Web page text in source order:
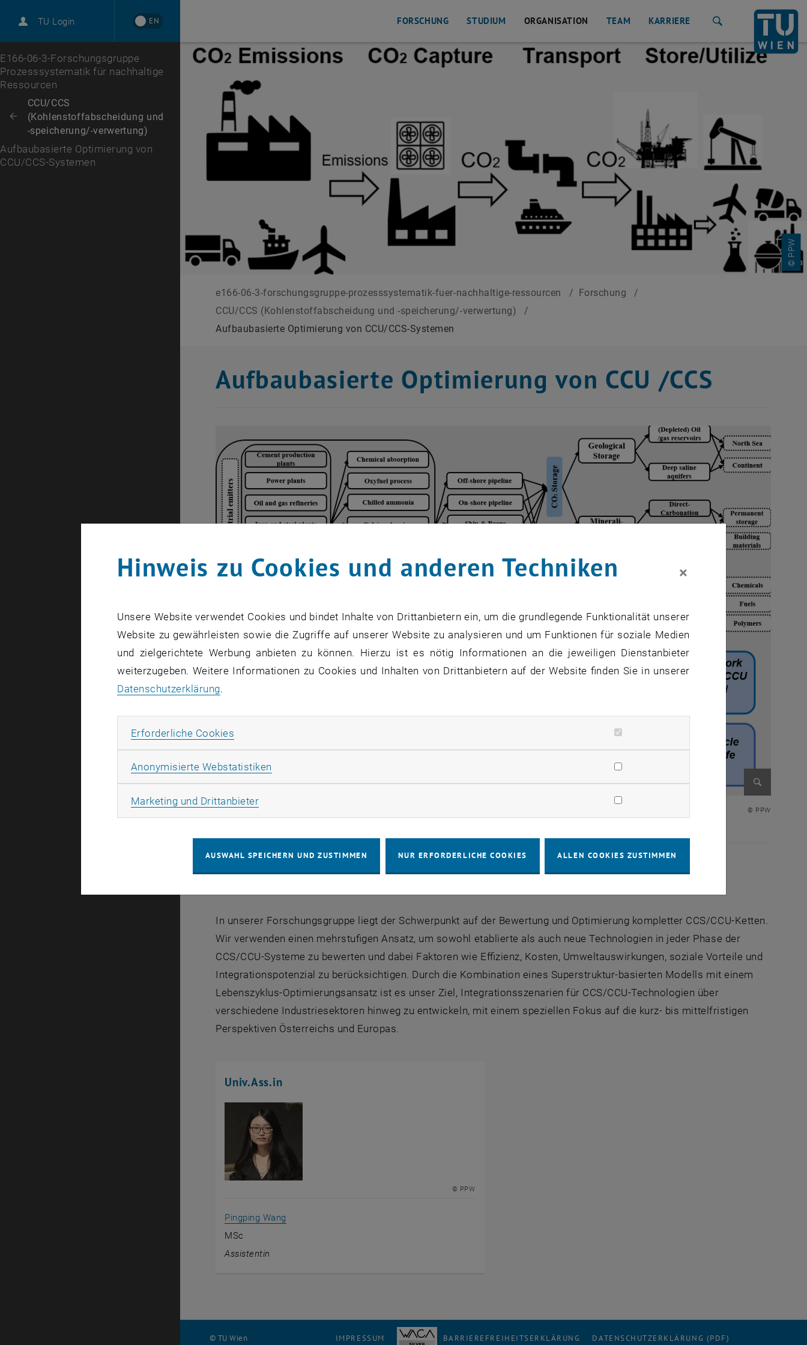
TU Login EN
Zur 1. Menü Ebene
E166-06-3-Forschungsgruppe
Prozesssystematik für nachhaltige
Ressourcen
Zurück: Subseiten von CCU/CCS (Kohlenstoffabscheidung und -speicherung/-verwertung) auflisten
Zurück zur letzten Ebene:
CCU/CCS
(Kohlenstoffabscheidung und
-speicherung/-verwertung)
Aufbaubasierte Optimierung von
CCU/CCS-Systemen
FORSCHUNG STUDIUM ORGANISATION TEAM KARRIERE
© PPW
e166-06-3-forschungsgruppe-prozesssystematik-fuer-nachhaltige-ressourcen / Forschung
/
CCU/CCS (Kohlenstoffabscheidung und -speicherung/-verwertung)
/
Aufbaubasierte Optimierung von CCU/CCS-Systemen
Aufbaubasierte Optimierung von CCU /CCS
© PPW
Überbauung Appraoch
In unserer Forschungsgruppe liegt der Schwerpunkt auf der Bewertung und Optimierung kompletter CCS/CCU-Ketten.
Wir verwenden einen mehrstufigen Ansatz, um sowohl etablierte als auch neue Technologien in jeder Phase der
CCS/CCU-Systeme zu bewerten und dabei Faktoren wie Effizienz, Kosten, Umweltauswirkungen, soziale Vorteile und
Integrationspotenzial zu berücksichtigen. Durch die Kombination eines Superstruktur-basierten Modells mit einem
Lebenszyklus-Optimierungsansatz ist es unser Ziel, Integrationsszenarien für CCS/CCU-Technologien über
verschiedene Industriesektoren hinweg zu entwickeln, mit einem speziellen Fokus auf die kurz- bis mittelfristigen
Perspektiven Österreichs und Europas.
Univ.Ass.in
© PPW
Pingping Wang
MSc
Assistentin
© TU Wien IMPRESSUM BARRIEREFREIHEITSERKLÄRUNG DATENSCHUTZERKLÄRUNG (PDF)
Hinweis zu Cookies und anderen Techniken ×
Unsere Website verwendet Cookies und bindet Inhalte von Drittanbietern ein, um die grundlegende Funktionalität unserer
Website zu gewährleisten sowie die Zugriffe auf unserer Website zu analysieren und um Funktionen für soziale Medien
und zielgerichtete Werbung anbieten zu können. Hierzu ist es nötig Informationen an die jeweiligen Dienstanbieter
weiterzugeben. Weitere Informationen zu Cookies und Inhalten von Drittanbietern auf der Website finden Sie in unserer
Datenschutzerklärung.
Erforderliche Cookies
Anonymisierte Webstatistiken
Marketing und DrittanbieterMarketing Cookies zulassen
AUSWAHL SPEICHERN UND ZUSTIMMEN NUR ERFORDERLICHE COOKIES ALLEN COOKIES ZUSTIMMEN